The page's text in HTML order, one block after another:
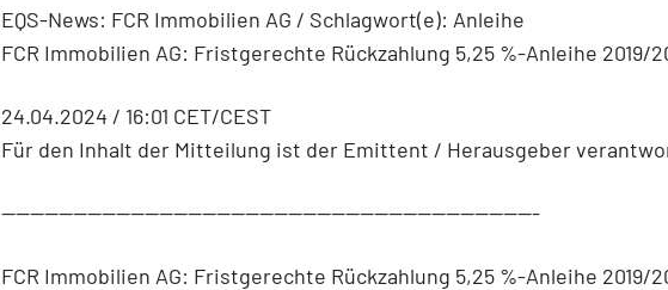
EQS-News: FCR Immobilien AG / Schlagwort(e): Anleihe
FCR Immobilien AG: Fristgerechte Rückzahlung 5,25 %-Anleihe 2019/
24.04.2024 / 16:01 CET/CEST
Für den Inhalt der Mitteilung ist der Emittent / Herausgeber
---------------------------------------------------------------------------
FCR Immobilien AG: Fristgerechte Rückzahlung 5,25 %-Anleihe 2019/